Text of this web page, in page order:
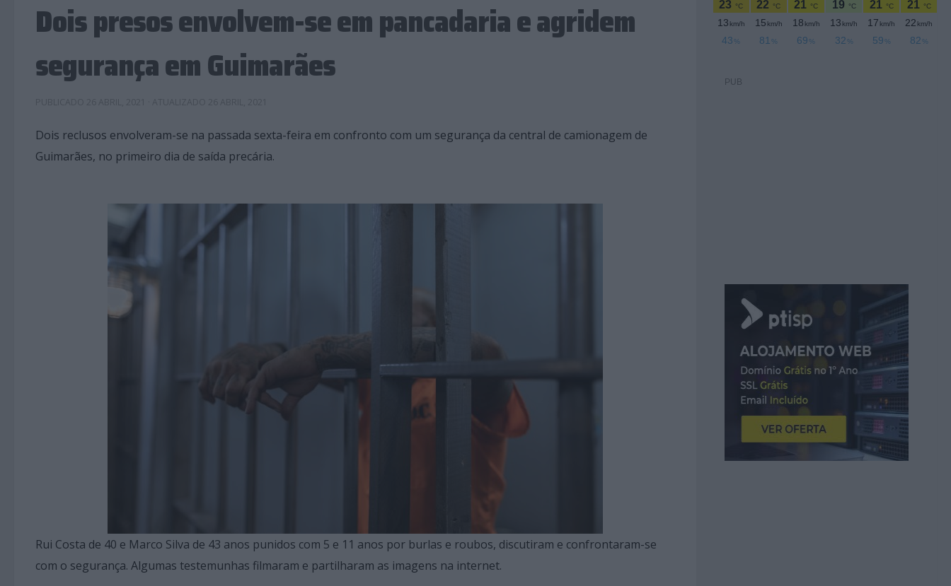
Dois presos envolvem-se em pancadaria e agridem
segurança em Guimarães
Dois reclusos envolveram-se na passada sexta-feira em confronto com um segurança da central de camionagem de
Guimarães, no primeiro dia de saída precária.
Rui Costa de 40 e Marco Silva de 43 anos punidos com 5 e 11 anos por burlas e roubos, discutiram e confrontaram-se
com o segurança. Algumas testemunhas filmaram e partilharam as imagens na internet.
PUB